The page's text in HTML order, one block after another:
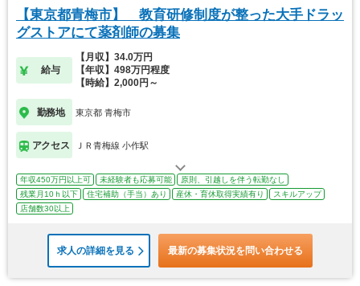
【東京都青梅市】 教育研修制度が整った大手ドラッ
グストアにて薬剤師の募集
給与
【月収】34.0万円
【年収】498万円程度
【時給】2,000円～
勤務地 東京都 青梅市
アクセス ＪＲ青梅線 小作駅
年収450万円以上可 未経験者も応募可能
原則、引越しを伴う転勤なし
残業月10ｈ以下
住宅補助（手当）あり 産休・育休取得実績有り
スキルアップ
店舗数30以上
求人の詳細を見る 最新の募集状況を問い合わせる